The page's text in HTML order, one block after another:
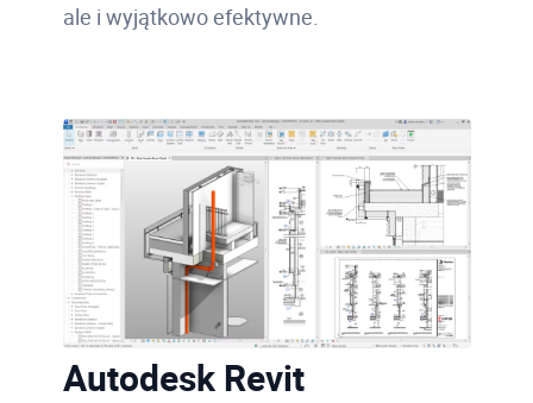
ale i wyjątkowo efektywne.
Autodesk Revit